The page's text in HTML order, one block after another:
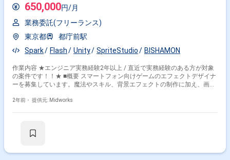
650,000円/月
業務委託(フリーランス)
東京都
都庁前駅
Spark
Flash Unity SpriteStudio BISHAMON
作業内容 ★エンジニア実務経験2年以上 / 直近で実務経験のある方が対象
の案件です！！★ ■概要 スマートフォン向けゲームのエフェクトデザイナ
ーを募集しています。魔法やスキル、背景エフェクトの制作に加え、画面
エフェクト制作 ・背景（環境）エフェクト制作 ・画面および文字演出の
2年前・ 提供元: Midworks